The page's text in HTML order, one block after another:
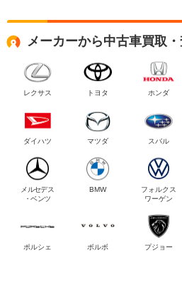
メーカーから中古車買取
レクサス トヨタ ホンダ
ダイハツ マツダ スバル
メルセデス
・ベンツ
BMW
フォルクス
ワーゲン
ポルシェ ボルボ プジョー